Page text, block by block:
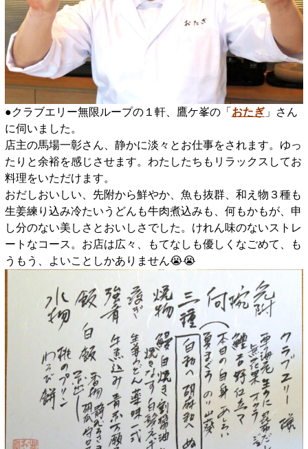
●クラブエリー無限ループの１軒、鷹ケ峯の「 おたぎ」さん
に伺いました。
店主の馬場一彰さん、静かに淡々とお仕事をされます。ゆっ
たりと余裕を感じさせます。わたしたちもリラックスしてお
料理をいただけます。
おだしおいしい、先附から鮮やか、魚も抜群、和え物３種も
生姜練り込み冷たいうどんも牛肉煮込みも、何もかもが、申
し分のない美しさとおいしさでした。けれん味のないストレ
ートなコース。お店は広々、もてなしも優しくなごめて、も
うもう、よいことしかありません😭😭